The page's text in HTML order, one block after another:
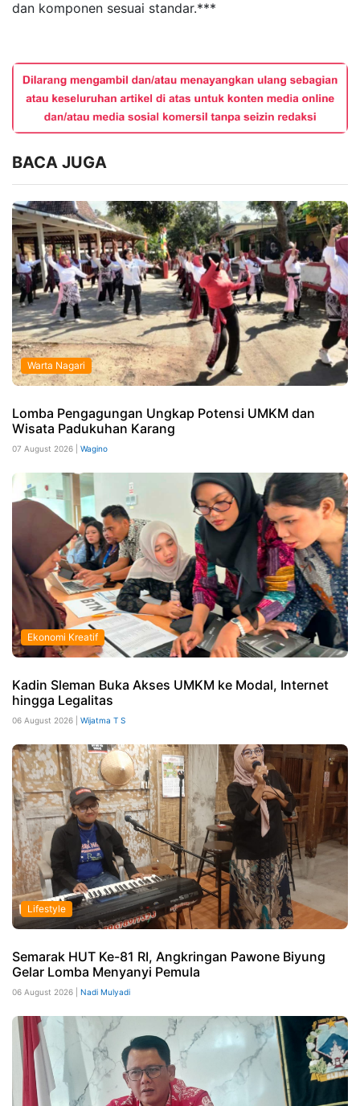
dan komponen sesuai standar.***
BACA JUGA
Warta Nagari
Lomba Pengagungan Ungkap Potensi UMKM dan
Wisata Padukuhan Karang
07 August 2026 | Wagino
Ekonomi Kreatif
Kadin Sleman Buka Akses UMKM ke Modal, Internet
hingga Legalitas
06 August 2026 | Wijatma T S
Lifestyle
Semarak HUT Ke-81 RI, Angkringan Pawone Biyung
Gelar Lomba Menyanyi Pemula
06 August 2026 | Nadi Mulyadi